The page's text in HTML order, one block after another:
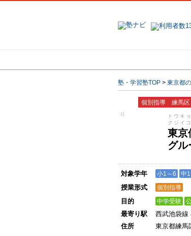
塾・学習塾TOP > 東京都
個別指導 練馬
トウキ
クジイ
東京
グ
対象学年 小1～6 中
授業形式 個別指導
目的 中学受験
最寄り駅
西武池袋線
住所
東京都練